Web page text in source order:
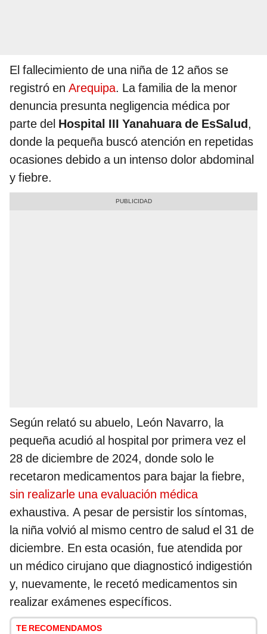
El fallecimiento de una niña de 12 años se
registró en Arequipa. La familia de la menor
denuncia presunta negligencia médica por
parte del Hospital III Yanahuara de EsSalud,
donde la pequeña buscó atención en repetidas
ocasiones debido a un intenso dolor abdominal
y fiebre.
Según relató su abuelo, León Navarro, la
pequeña acudió al hospital por primera vez el
28 de diciembre de 2024, donde solo le
recetaron medicamentos para bajar la fiebre,
sin realizarle una evaluación médica
exhaustiva. A pesar de persistir los síntomas,
la niña volvió al mismo centro de salud el 31 de
diciembre. En esta ocasión, fue atendida por
un médico cirujano que diagnosticó indigestión
y, nuevamente, le recetó medicamentos sin
realizar exámenes específicos.
TE RECOMENDAMOS